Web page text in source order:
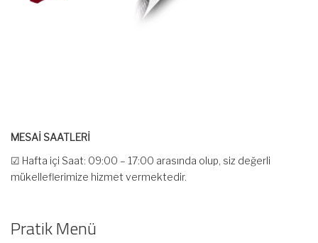
MESAİ SAATLERİ
☑ Hafta içi Saat: 09:00 – 17:00 arasında olup, siz değerli
mükelleflerimize hizmet vermektedir.
İlgi ve anlayışınız için İNCİ MUHASEBE MÜŞAVİRLİK Ailesi olarak
Pratik Menü